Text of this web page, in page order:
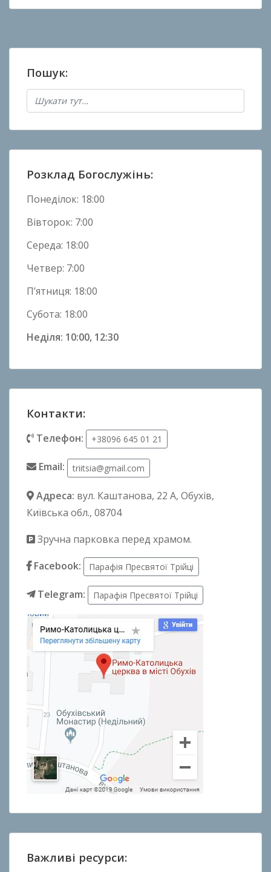
Пошук:
Розклад Богослужінь:
Понеділок: 18:00
Вівторок: 7:00
Середа: 18:00
Четвер: 7:00
П’ятниця: 18:00
Субота: 18:00
Неділя: 10:00, 12:30
Контакти:
Телефон: +38096 645 01 21
Email: triitsia@gmail.com
Адреса: вул. Каштанова, 22 А, Обухів,
Київська обл., 08704
Зручна парковка перед храмом.
Facebook:
Парафія Пресвятої Трійці
Telegram: Парафія Пресвятої Трійці
Важливі ресурси: